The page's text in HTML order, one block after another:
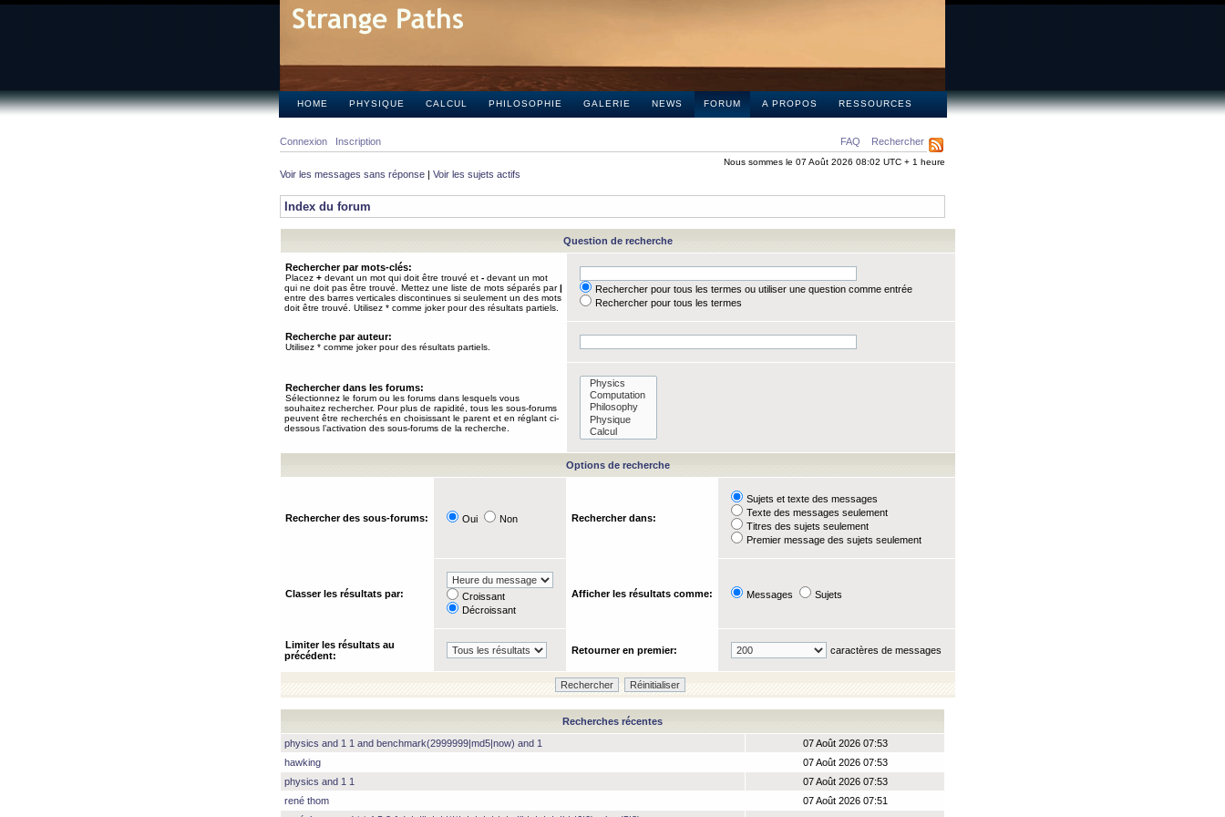
HOME PHYSIQUE CALCUL PHILOSOPHIE GALERIE NEWS FORUM A PROPOS RESSOURCES
FAQ Rechercher
Connexion Inscription
Nous sommes le 07 Août 2026 08:02 UTC + 1 heure
Voir les messages sans réponse | Voir les sujets actifs
Index du forum
Question de recherche
Rechercher par mots-clés:
Placez + devant un mot qui doit être trouvé et - devant un mot
qui ne doit pas être trouvé. Mettez une liste de mots séparés par|
entre des barres verticales discontinues si seulement un des mots
doit être trouvé. Utilisez * comme joker pour des résultats partiels.
Rechercher pour tous les termes ou utiliser une question comme entrée
Rechercher pour tous les termes
Recherche par auteur:
Utilisez * comme joker pour des résultats partiels.
Rechercher dans les forums:
Sélectionnez le forum ou les forums dans lesquels vous
souhaitez rechercher. Pour plus de rapidité, tous les sous-forums
peuvent être recherchés en choisissant le parent et en réglant ci-
dessous l’activation des sous-forums de la recherche.
Options de recherche
Rechercher des sous-forums: Oui Non Rechercher dans:
Sujets et texte des messages
Texte des messages seulement
Titres des sujets seulement
Premier message des sujets seulement
Classer les résultats par:
Croissant
Décroissant
Afficher les résultats comme: Messages Sujets
Limiter les résultats au
précédent:
Retourner en premier: caractères de messages
Recherches récentes
physics and 1 1 and benchmark(2999999|md5|now) and 1
07 Août 2026 07:53
hawking
07 Août 2026 07:53
physics and 1 1
07 Août 2026 07:53
rené thom
07 Août 2026 07:51